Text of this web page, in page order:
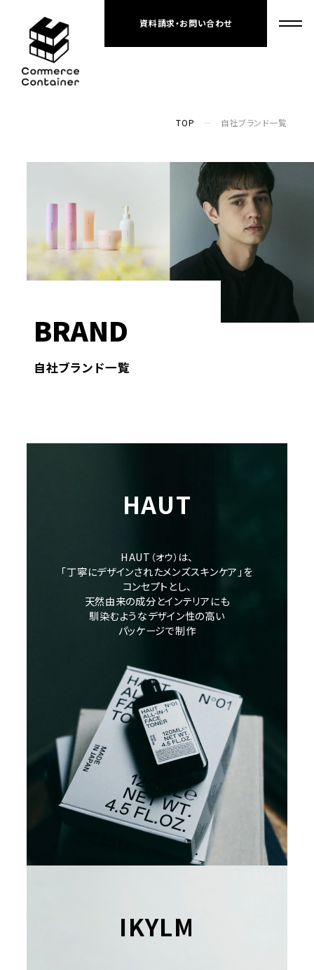
資料請求・お問い合わせ
TOP 自社ブランド一覧
BRAND
自社ブランド一覧
HAUT
HAUT （オウ） は、
「丁寧にデザインされたメンズスキンケア」を
コンセプトとし、
天然由来の成分とインテリアにも
馴染むようなデザイン性の高い
パッケージで制作
IKYLM